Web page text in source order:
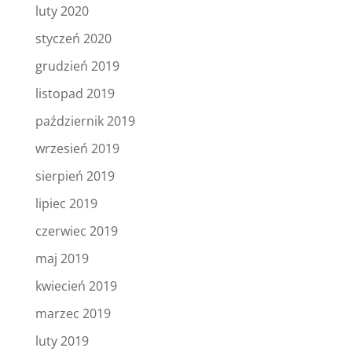
luty 2020
styczeń 2020
grudzień 2019
listopad 2019
październik 2019
wrzesień 2019
sierpień 2019
lipiec 2019
czerwiec 2019
maj 2019
kwiecień 2019
marzec 2019
luty 2019